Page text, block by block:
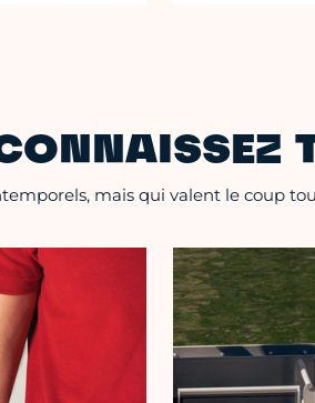
mais qui valent le coup